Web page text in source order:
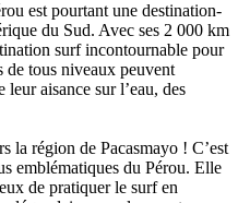
est pourtant une destination-
du Sud. Avec ses 2 000 km
surf incontournable pour
de tous niveaux peuvent
aisance sur l’eau, des
la région de Pacasmayo ! C’est
emblématiques du Pérou. Elle
de pratiquer le surf en